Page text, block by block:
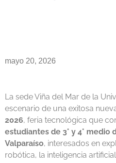
mayo 20, 2026
La sede Viña del Mar de la
escenario de una exitosa
2026, feria tecnológica que
estudiantes de 3° y 4° medio
Valparaíso, interesados en
robótica, la inteligencia